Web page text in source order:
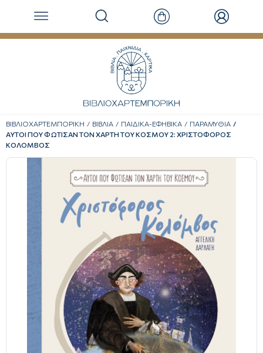
ΒΙΒΛΙΟΧΑΡΤΕΜΠΟΡΙΚΗ ΒΙΒΛΙΑ ΠΑΙΔΙΚΑ-ΕΦΗΒΙΚΑ
ΠΑΡΑΜΥΘΙΑ
ΑΥΤΟΙ ΠΟΥ ΦΩΤΙΣΑΝ ΤΟΝ ΧΑΡΤΗ ΤΟΥ ΚΟΣΜΟΥ 2: ΧΡΙΣΤΟΦΟΡΟΣ
ΚΟΛΟΜΒΟΣ